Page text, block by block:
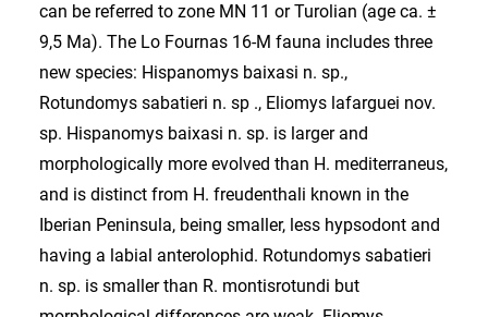
can be referred to zone MN 11 or Turolian (age ca. ±
9,5 Ma). The Lo Fournas 16-M fauna includes three
new species: Hispanomys baixasi n. sp.,
Rotundomys sabatieri n. sp ., Eliomys lafarguei nov.
sp. Hispanomys baixasi n. sp. is larger and
morphologically more evolved than H. mediterraneus,
and is distinct from H. freudenthali known in the
Iberian Peninsula, being smaller, less hypsodont and
having a labial anterolophid. Rotundomys sabatieri
n. sp. is smaller than R. montisrotundi but